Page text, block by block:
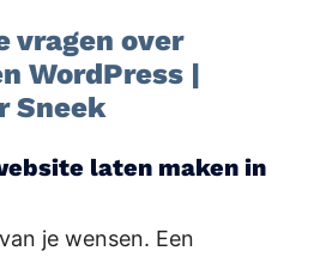
vragen over
WordPress |
Sneek
laten maken in
je wensen. Een